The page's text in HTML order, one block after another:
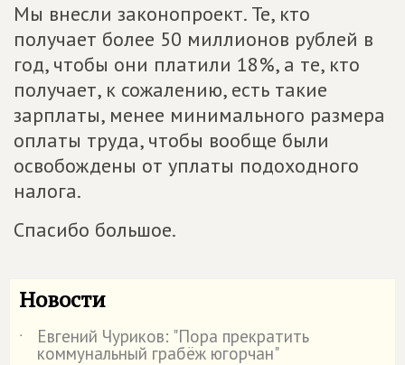
Мы внесли законопроект. Те, кто
получает более 50 миллионов рублей в
год, чтобы они платили 18%, а те, кто
получает, к сожалению, есть такие
зарплаты, менее минимального размера
оплаты труда, чтобы вообще были
освобождены от уплаты подоходного
налога.
Спасибо большое.
Новости
˙ Евгений Чуриков: "Пора прекратить
коммунальный грабёж югорчан"